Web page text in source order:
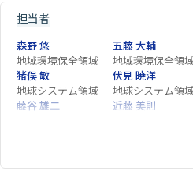
担当者
森野 悠
地域環境保全領域
五藤 大輔
地域環境保全領
猪俣 敏
地球システム領域
伏見 暁洋
地球システム領
藤谷 雄二
近藤 美則